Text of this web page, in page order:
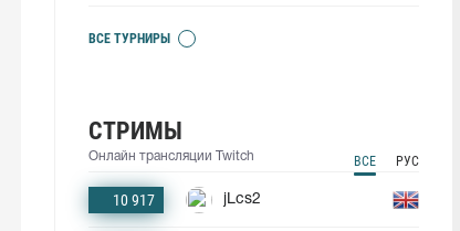
ВСЕ ТУРНИРЫ
СТРИМЫ
Онлайн трансляции Twitch ВСЕ РУС
10 917 jLcs2